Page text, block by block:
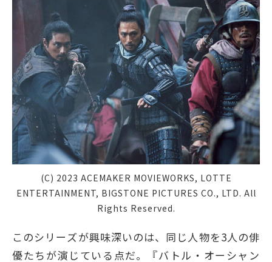
(C) 2023 ACEMAKER MOVIEWORKS, LOTTE
ENTERTAINMENT, BIGSTONE PICTURES CO., LTD. All
Rights Reserved.
このシリーズが興味深いのは、同じ人物を3人の俳
優たちが演じている点だ。『バトル・オーシャン